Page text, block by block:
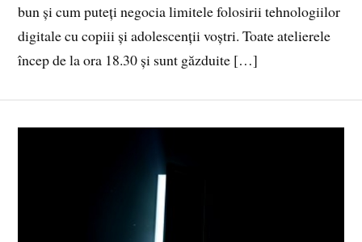
bun și cum puteți negocia limitele folosirii tehnologiilor
digitale cu copiii și adolescenții voștri. Toate atelierele
încep de la ora 18.30 și sunt găzduite […]